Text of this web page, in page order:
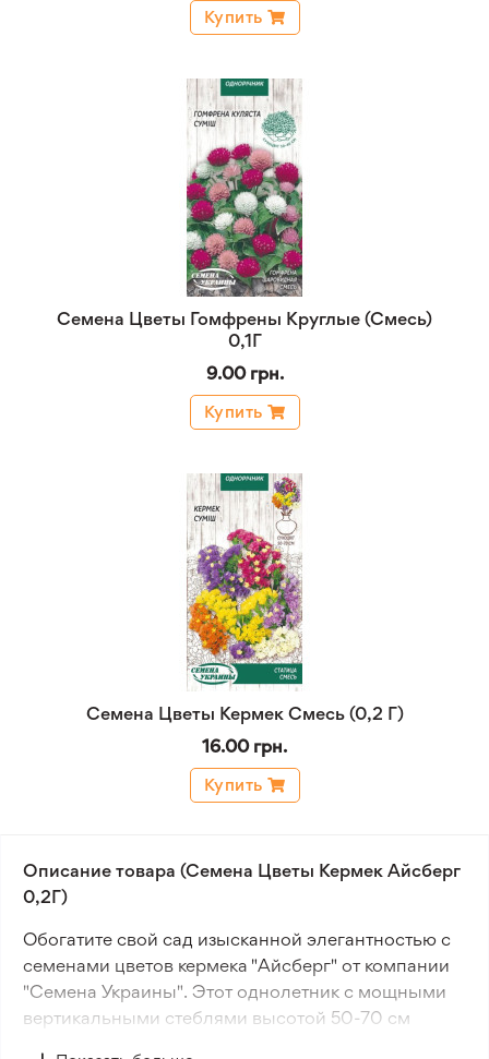
Купить
Семена Цветы Гомфрены Круглые (Смесь)
0,1Г
9.00 грн.
Купить
Семена Цветы Кермек Смесь (0,2 Г)
16.00 грн.
Купить
Описание товара (Семена Цветы Кермек Айсберг
0,2Г)
Обогатите свой сад изысканной элегантностью с
семенами цветов кермека "Айсберг" от компании
"Семена Украины". Этот однолетник с мощными
вертикальными стеблями высотой 50-70 см